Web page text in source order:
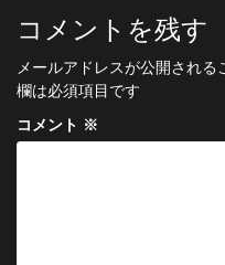
ビ
ゲ
ー
シ
コメントを残す
メールアドレスが公開される
欄は必須項目です
コメント ※